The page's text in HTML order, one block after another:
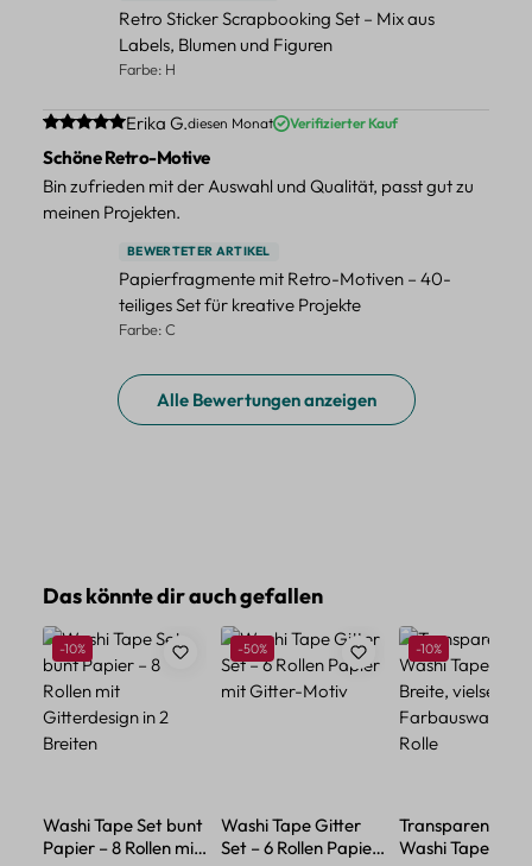
Retro Sticker Scrapbooking Set – Mix aus
Labels, Blumen und Figuren
Farbe: H
Durchschnittliche Bewertung von 5 von 5 Sternen
Erika G.diesen Monat Verifizierter Kauf
Schöne Retro-Motive
Bin zufrieden mit der Auswahl und Qualität, passt gut zu
meinen Projekten.
BEWERTETER ARTIKEL
Papierfragmente mit Retro-Motiven – 40-
teiliges Set für kreative Projekte
Farbe: C
Alle Bewertungen anzeigen
Produktgalerie überspringen
Das könnte dir auch gefallen
Rabatt
-10%
Washi Tape Set bunt
Papier – 8 Rollen mit
Rabatt
-50%
Washi Tape Gitter
Set – 6 Rollen Papier
Rabatt
-10%
Transparentes
Washi Tape –